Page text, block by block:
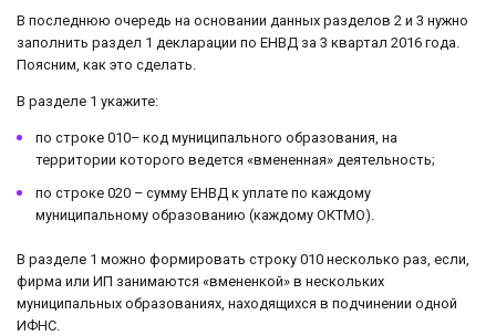
В последнюю очередь на основании данных разделов 2 и 3 нужно
заполнить раздел 1 декларации по ЕНВД за 3 квартал 2016 года.
Поясним, как это сделать.
В разделе 1 укажите:
по строке 010– код муниципального образования, на
территории которого ведется «вмененная» деятельность;
по строке 020 – сумму ЕНВД к уплате по каждому
муниципальному образованию (каждому ОКТМО).
В разделе 1 можно формировать строку 010 несколько раз, если,
фирма или ИП занимаются «вмененкой» в нескольких
муниципальных образованиях, находящихся в подчинении одной
ИФНС.